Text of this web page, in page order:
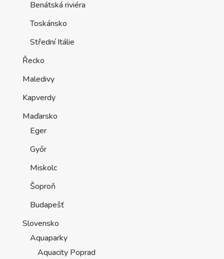
Benátská riviéra
Toskánsko
Střední Itálie
Řecko
Maledivy
Kapverdy
Maďarsko
Eger
Győr
Miskolc
Šoproň
Budapešť
Slovensko
Aquaparky
Aquacity Poprad